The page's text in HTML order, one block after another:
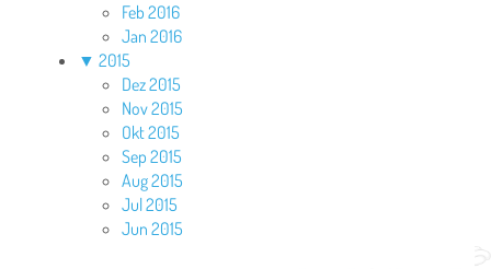
Feb 2016
Jan 2016
▼ 2015
Dez 2015
Nov 2015
Okt 2015
Sep 2015
Aug 2015
Jul 2015
Jun 2015